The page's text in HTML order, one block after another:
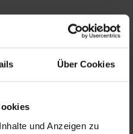
Über Cookies
und Anzeigen zu
BAUEN &